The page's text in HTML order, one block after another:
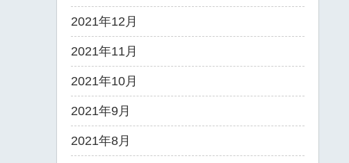
2021年12月
2021年11月
2021年10月
2021年9月
2021年8月